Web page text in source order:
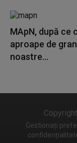
MApN, după ce
aproape de
noastre...
Gestionați